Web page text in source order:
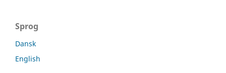
Sprog
Dansk
English